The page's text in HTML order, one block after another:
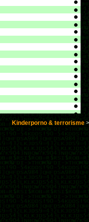
Kinderporno & terrorisme